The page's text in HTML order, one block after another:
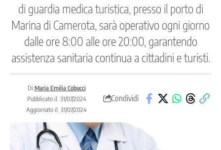
di guardia medica turistica, presso il porto di
Marina di Camerota, sarà operativo ogni giorno
dalle ore 8:00 alle ore 20:00, garantendo
assistenza sanitaria continua a cittadini e turisti.
Di:Maria Emilia Cobucci
Pubblicato il: 31/07/2024
Aggiornato il: 31/07/2024
Condividi